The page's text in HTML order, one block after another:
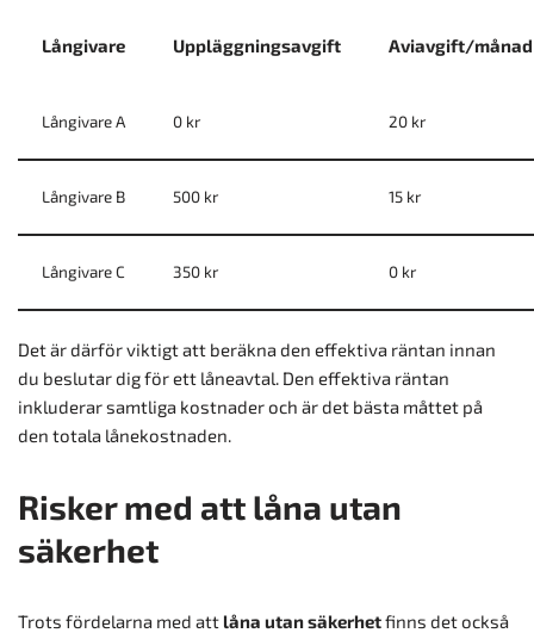
Långivare Uppläggningsavgift Aviavgift/månad
Långivare A 0 kr 20 kr
Långivare B 500 kr 15 kr
Långivare C 350 kr 0 kr
Det är därför viktigt att beräkna den effektiva räntan innan
du beslutar dig för ett låneavtal. Den effektiva räntan
inkluderar samtliga kostnader och är det bästa måttet på
den totala lånekostnaden.
Risker med att låna utan
säkerhet
Trots fördelarna med att låna utan säkerhetfinns det också